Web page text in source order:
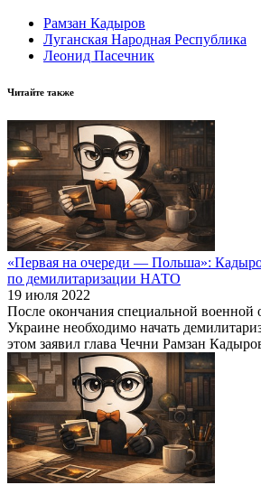
Рамзан Кадыров
Луганская Народная Республика
Леонид Пасечник
Читайте также
«Первая на очереди — Польша»:
по демилитаризации НАТО
19 июля 2022
После окончания специальной военной
Украине необходимо начать
этом заявил глава Чечни Рамзан